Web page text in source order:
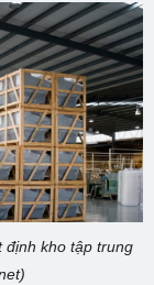
định kho tập trung